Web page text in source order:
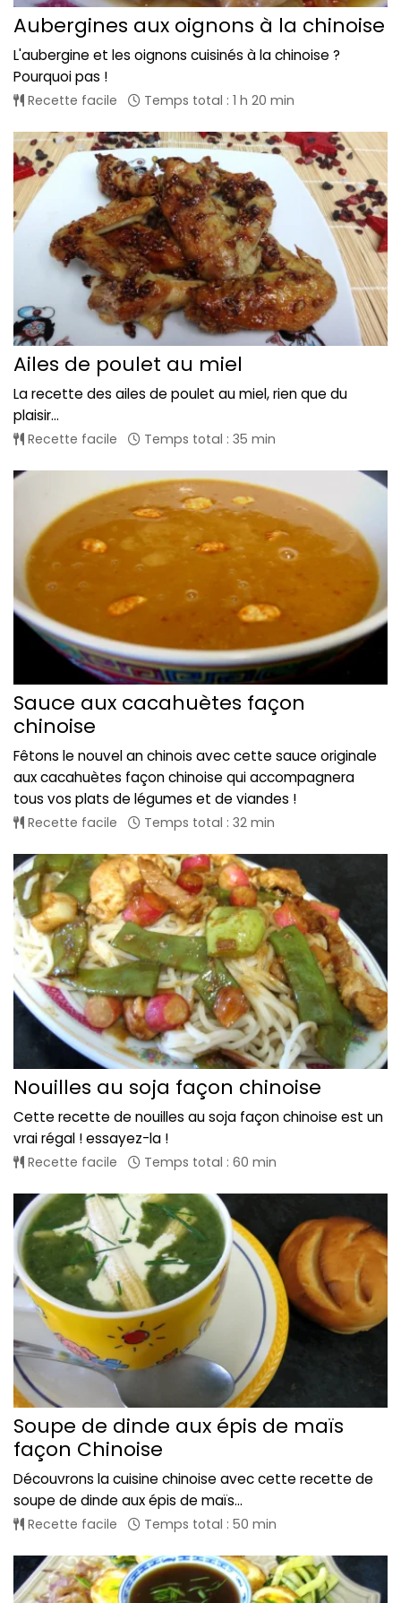
Aubergines aux oignons à la chinoise
L'aubergine et les oignons cuisinés à la chinoise ?
Pourquoi pas !
Recette facile Temps total : 1 h 20 min
Ailes de poulet au miel
La recette des ailes de poulet au miel, rien que du
plaisir...
Recette facile Temps total : 35 min
Sauce aux cacahuètes façon
chinoise
Fêtons le nouvel an chinois avec cette sauce originale
aux cacahuètes façon chinoise qui accompagnera
tous vos plats de légumes et de viandes !
Recette facile Temps total : 32 min
Nouilles au soja façon chinoise
Cette recette de nouilles au soja façon chinoise est un
vrai régal ! essayez-la !
Recette facile Temps total : 60 min
Soupe de dinde aux épis de maïs
façon Chinoise
Découvrons la cuisine chinoise avec cette recette de
soupe de dinde aux épis de maïs...
Recette facile Temps total : 50 min